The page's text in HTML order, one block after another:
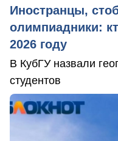
Иностранцы,
олимпиадники:
2026 году
В КубГУ назвали
студентов